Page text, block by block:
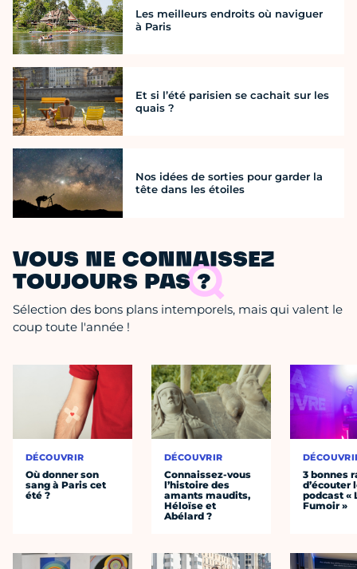
Les meilleurs endroits où naviguer
à Paris
Et si l’été parisien se cachait sur les
quais ?
Nos idées de sorties pour garder la
tête dans les étoiles
VOUS NE CONNAISSEZ
TOUJOURS PAS ?
Sélection des bons plans intemporels, mais qui valent le
coup toute l'année !
DÉCOUVRIR
Où donner son
sang à Paris cet
été ?
DÉCOUVRIR
Connaissez-vous
l’histoire des
amants maudits,
Héloïse et
Abélard ?
3 bonnes
d’écouter
podcast «
Fumoir »